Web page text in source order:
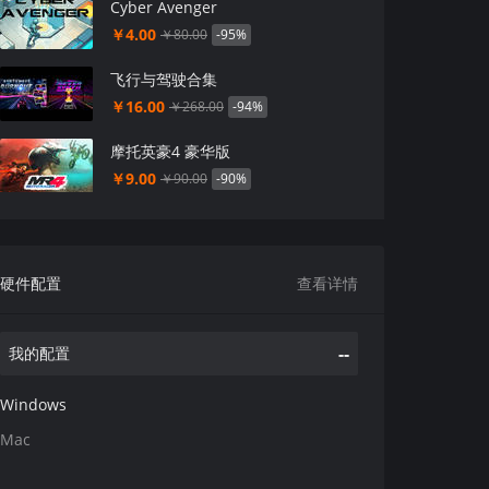
Cyber Avenger
￥4.00 ￥80.00 -95%
飞行与驾驶合集
￥16.00 ￥268.00 -94%
摩托英豪4 豪华版
￥9.00 ￥90.00 -90%
硬件配置 查看详情
我的配置 --
Windows
Mac